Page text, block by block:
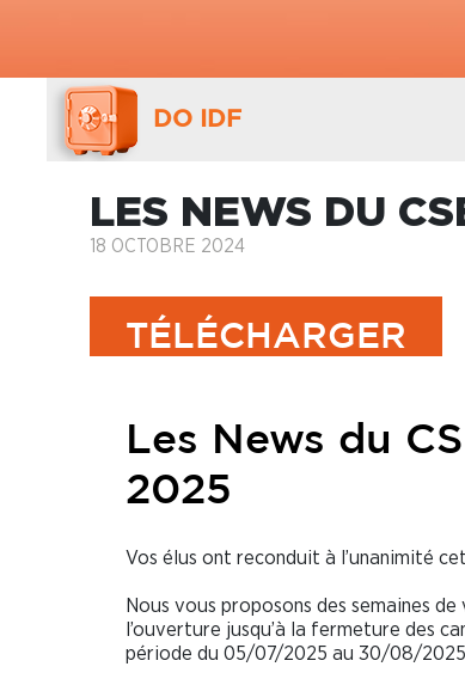
DO IDF
LES NEWS DU
18 OCTOBRE 2024
TÉLÉCHARGER
Les News du
2025
Vos élus ont reconduit à l’unanimité
Nous vous proposons des semaines de
l’ouverture jusqu’à la fermeture des
période du 05/07/2025 au 30/08/